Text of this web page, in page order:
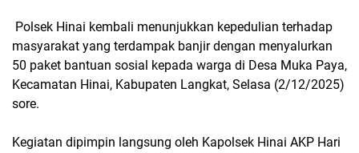
Polsek Hinai kembali menunjukkan kepedulian terhadap
masyarakat yang terdampak banjir dengan menyalurkan
50 paket bantuan sosial kepada warga di Desa Muka Paya,
Kecamatan Hinai, Kabupaten Langkat, Selasa (2/12/2025)
sore.
Kegiatan dipimpin langsung oleh Kapolsek Hinai AKP Hari